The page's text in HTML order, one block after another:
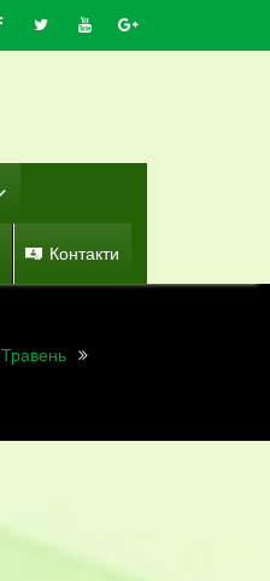
Контакти
Травень